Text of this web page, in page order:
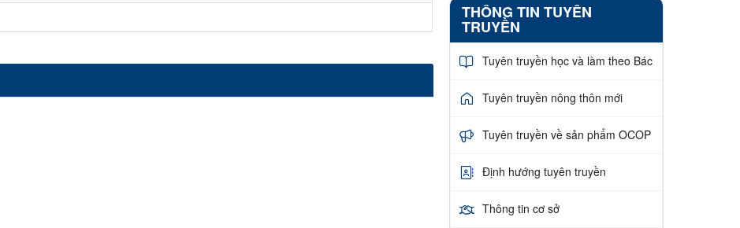
THÔNG TIN TUYÊN
TRUYỀN
Tuyên truyền học và làm theo Bác
Tuyên truyền nông thôn mới
Tuyên truyền về sản phẩm OCOP
Định hướng tuyên truyền
Thông tin cơ sở